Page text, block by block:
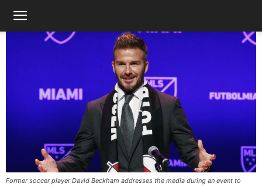
Former soccer player David Beckham addresses the media during an event to